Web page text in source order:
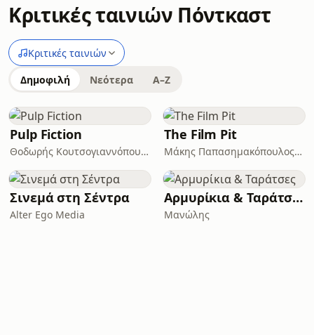
Κριτικές ταινιών Πόντκαστ
Κριτικές ταινιών
Δημοφιλή Νεότερα A–Z
Pulp Fiction
Θοδωρής Κουτσογιαννόπουλος
The Film Pit
Μάκης Παπασημακόπουλος, Αχιλλέας Χαρμπίλας, Στέλιος Καρακάσης
Σινεμά στη Σέντρα
Alter Ego Media
Αρμυρίκια & Ταράτσες
Μανώλης